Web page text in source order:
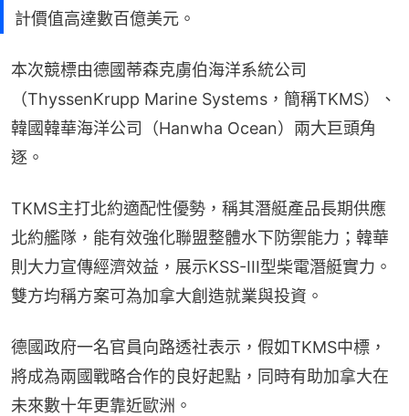
計價值高達數百億美元。
本次競標由德國蒂森克虜伯海洋系統公司
（ThyssenKrupp Marine Systems，簡稱TKMS）、
韓國韓華海洋公司（Hanwha Ocean）兩大巨頭角
逐。
TKMS主打北約適配性優勢，稱其潛艇產品長期供應
北約艦隊，能有效強化聯盟整體水下防禦能力；韓華
則大力宣傳經濟效益，展示KSS-III型柴電潛艇實力。
雙方均稱方案可為加拿大創造就業與投資。
德國政府一名官員向路透社表示，假如TKMS中標，
將成為兩國戰略合作的良好起點，同時有助加拿大在
未來數十年更靠近歐洲。